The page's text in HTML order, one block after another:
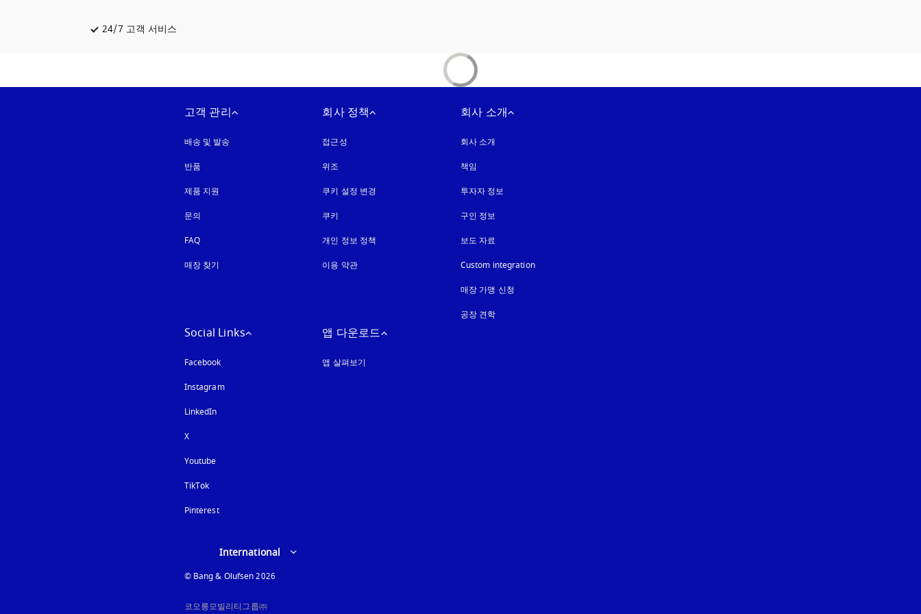
24/7 고객 서비스
고객 관리
배송 및 발송
반품
제품 지원
문의
FAQ
매장 찾기
회사 정책
접근성
위조
쿠키 설정 변경
쿠키
개인 정보 정책
이용 약관
회사 소개
회사 소개
책임
투자자 정보
구인 정보
보도 자료
Custom integration
매장 가맹 신청
공장 견학
Social Links
Facebook
Instagram새 탭에서 열림
LinkedIn
X
Youtube
TikTok
Pinterest
앱 다운로드
앱 살펴보기
Select country and language
International
© Bang & Olufsen 2026
코오롱모빌리티그룹㈜